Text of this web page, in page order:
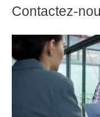
Contactez-